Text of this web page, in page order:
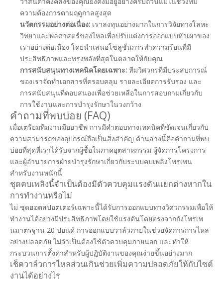
ความต้องการตามฤดูกาลสูงสุด
นวัตกรรมอย่างต่อเนื่อง: เราลงทุนอย่างมากในการวิจัยทางโลหะ
วิทยาและพลศาสตร์ของไหลเพื่อปรับแต่งการออกแบบหัวเผาของ
เราอย่างต่อเนื่อง โดยนำเสนอโซลูชั่นการทำความร้อนที่มี
ประสิทธิภาพและทรงพลังที่สุดในตลาดให้กับคุณ
การสนับสนุนทางเทคนิคโดยเฉพาะ: ทีมวิศวกรที่มีประสบการณ์
ของเราจัดทำเอกสารที่ครอบคลุม รายละเอียดการรับรอง และ
การสนับสนุนที่ตอบสนองเพื่อช่วยเหลือในการสอบถามเกี่ยวกับ
การใช้งานและการบำรุงรักษาในวงกว้าง
คำถามที่พบบ่อย (FAQ)
เมื่อเตรียมทีมงานมืออาชีพ การมีคำตอบทางเทคนิคที่ชัดเจนเกี่ยวกับ
ความสามารถของอุปกรณ์ถือเป็นสิ่งสำคัญ ด้านล่างนี้คือคำถามที่พบ
บ่อยที่สุดที่เราได้รับจากผู้ซื้อในภาคอุตสาหกรรม ผู้จัดการโครงการ
และผู้อำนวยการฝ่ายบำรุงรักษาเกี่ยวกับระบบคบเพลิงโพรเพน
สำหรับงานหนักนี้
ชุดคบเพลิงนี้จำเป็นต้องมีตัวควบคุมแรงดันแยกต่างหากใน
การทำงานหรือไม่
ไม่ ชุดฮอตสปอตเตอร์เฉพาะนี้ได้รับการออกแบบทางวิศวกรรมเพื่อให้
ทำงานได้อย่างมีประสิทธิภาพโดยใช้แรงดันโดยตรงจากถังโพรเพ
นมาตรฐาน 20 ปอนด์ การออกแบบวาล์วภายในช่วยจัดการการไหล
อย่างปลอดภัย ไม่จำเป็นต้องใช้ตัวควบคุมภายนอก และทำให้
กระบวนการตั้งค่าสำหรับผู้ปฏิบัติงานของคุณง่ายขึ้นอย่างมาก
เช็ควาล์วการไหลส่วนเกินช่วยเพิ่มความปลอดภัยให้กับไซต์
งานได้อย่างไร